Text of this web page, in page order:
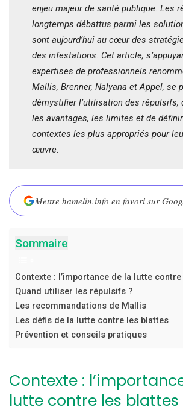
enjeu majeur de santé publique. Les
longtemps débattus parmi les
sont aujourd’hui au cœur des
des infestations. Cet article,
expertises de professionnels
Mallis, Brenner, Nalyana et Appel, se
démystifier l’utilisation des répulsifs,
les avantages, les limites et de
contextes les plus appropriés pour
œuvre.
Mettre hamelin.info en favori sur
Sommaire
Contexte : l’importance de la lutte
Quand utiliser les répulsifs ?
Les recommandations de Mallis
Les défis de la lutte contre les blattes
Prévention et conseils pratiques
Contexte :
lutte contre les blattes